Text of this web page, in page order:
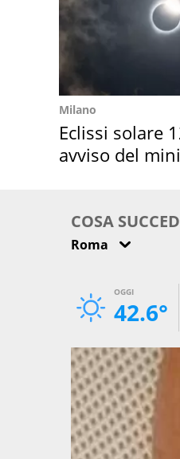
Milano
Eclissi solare
avviso del